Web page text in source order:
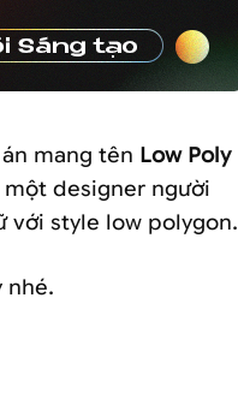
mang tên Low Poly
designer người
với style low polygon.
nhé.